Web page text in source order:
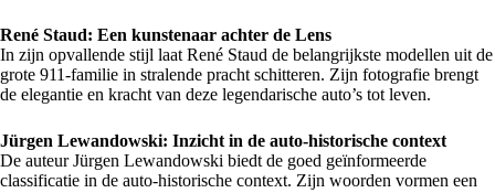
René Staud: Een kunstenaar achter de Lens
In zijn opvallende stijl laat René Staud de belangrijkste modellen uit de
grote 911-familie in stralende pracht schitteren. Zijn fotografie brengt
de elegantie en kracht van deze legendarische auto’s tot leven.
Jürgen Lewandowski: Inzicht in de auto-historische context
De auteur Jürgen Lewandowski biedt de goed geïnformeerde
classificatie in de auto-historische context. Zijn woorden vormen een